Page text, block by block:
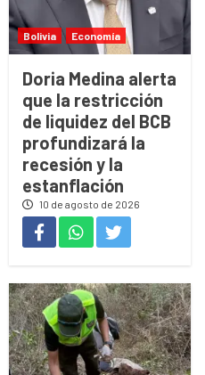
Bolivia Economía
Doria Medina alerta
que la restricción
de liquidez del BCB
profundizará la
recesión y la
estanflación
10 de agosto de 2026